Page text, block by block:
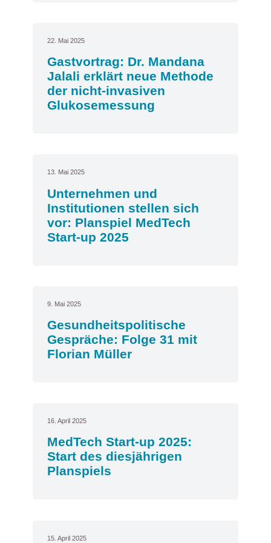
22. Mai 2025
Gastvortrag: Dr. Mandana
Jalali erklärt neue Methode
der nicht-invasiven
Glukosemessung
13. Mai 2025
Unternehmen und
Institutionen stellen sich
vor: Planspiel MedTech
Start-up 2025
9. Mai 2025
Gesundheitspolitische
Gespräche: Folge 31 mit
Florian Müller
16. April 2025
MedTech Start-up 2025:
Start des diesjährigen
Planspiels
15. April 2025